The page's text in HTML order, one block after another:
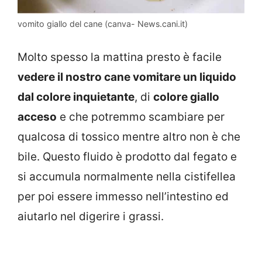
vomito giallo del cane (canva- News.cani.it)
Molto spesso la mattina presto è facile
vedere il nostro cane vomitare un liquido
dal colore inquietante, di colore giallo
acceso e che potremmo scambiare per
qualcosa di tossico mentre altro non è che
bile. Questo fluido è prodotto dal fegato e
si accumula normalmente nella cistifellea
per poi essere immesso nell’intestino ed
aiutarlo nel digerire i grassi.